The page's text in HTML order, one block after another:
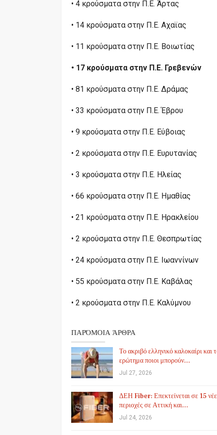
• 4 κρούσματα στην Π.Ε. Άρτας
• 14 κρούσματα στην Π.Ε. Αχαϊας
• 11 κρούσματα στην Π.Ε. Βοιωτίας
• 17 κρούσματα στην Π.Ε. Γρεβενών
• 81 κρούσματα στην Π.Ε. Δράμας
• 33 κρούσματα στην Π.Ε. Έβρου
• 9 κρούσματα στην Π.Ε. Εύβοιας
• 2 κρούσματα στην Π.Ε. Ευρυτανίας
• 3 κρούσματα στην Π.Ε. Ηλείας
• 66 κρούσματα στην Π.Ε. Ημαθίας
• 21 κρούσματα στην Π.Ε. Ηρακλείου
• 2 κρούσματα στην Π.Ε. Θεσπρωτίας
• 24 κρούσματα στην Π.Ε. Ιωαννίνων
• 55 κρούσματα στην Π.Ε. Καβάλας
• 2 κρούσματα στην Π.Ε. Καλύμνου
ΠΑΡΌΜΟΙΑ ΆΡΘΡΑ
Το ακριβό ελληνικό καλοκαίρι και
ερώτημα ποιοι μπορούν…
Jul 27, 2026
ΔΕΗ Fiber: Επεκτείνεται σε 15
περιοχές σε Αττική και…
Jul 24, 2026